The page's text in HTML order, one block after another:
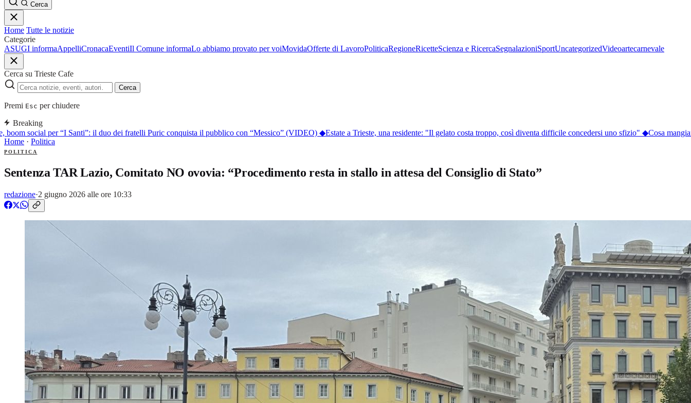
Cerca
Home Tutte le notizie
Categorie
ASUGI informaAppelliCronacaEventiIl Comune informaLo abbiamo provato per voiMovidaOfferte di LavoroPoliticaRegioneRicetteScienza e RicercaSegnalazioniSportUncategorizedVideoartecarnevale
Cerca su Trieste Cafe
Cerca
Premi Esc per chiudere
Breaking
social per “I Santi”: il duo dei fratelli Puric conquista il pubblico con “Messico” (VIDEO)◆ Estate a Trieste, una residente: "Il gelato costa troppo, così diventa difficile concedersi uno sfizio"◆ Cosa
Home · Politica
POLITICA
Sentenza TAR Lazio, Comitato NO ovovia: “Procedimento resta in stallo in attesa del Consiglio di Stato”
redazione·2 giugno 2026 alle ore 10:33